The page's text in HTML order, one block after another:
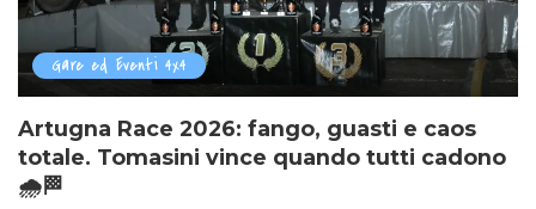
Gare ed Eventi 4x4
Artugna Race 2026: fango, guasti e caos
totale. Tomasini vince quando tutti cadono
🌧️🏁